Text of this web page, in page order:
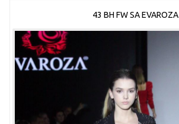
43 BH FW SA EVAROZA